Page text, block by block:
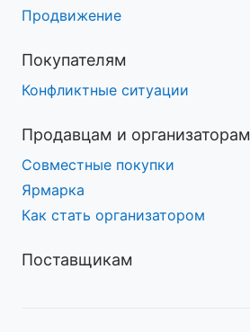
Продвижение
Покупателям
Конфликтные ситуации
Продавцам и организаторам
Совместные покупки
Ярмарка
Как стать организатором
Поставщикам